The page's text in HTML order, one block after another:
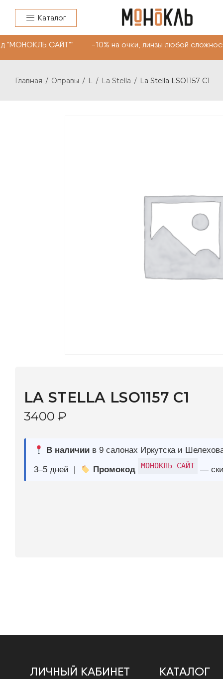
Каталог
САЙТ"" -10% на очки, линзы любой
Главная / Оправы / L / La Stella / La Stella LSO1157 C1
3–5 дней | Промокод — скидка 10%
ЛИЧНЫЙ КАБИНЕТ КАТАЛОГ